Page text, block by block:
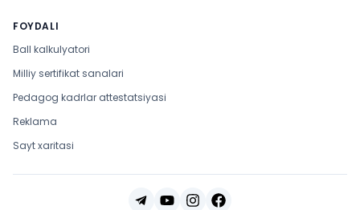
FOYDALI
Ball kalkulyatori
Milliy sertifikat sanalari
Pedagog kadrlar attestatsiyasi
Reklama
Sayt xaritasi